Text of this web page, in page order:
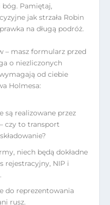
Pamiętaj,
jak strzała Robin
na długą podróż.
– masz formularz przed
o niezliczonych
od ciebie
Holmesa:
są realizowane przez
czy to transport
niech będą dokładne
rejestracyjny, NIP i
do reprezentowania
rusz.